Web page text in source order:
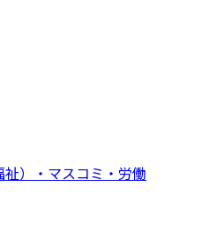
）・マスコミ・労働